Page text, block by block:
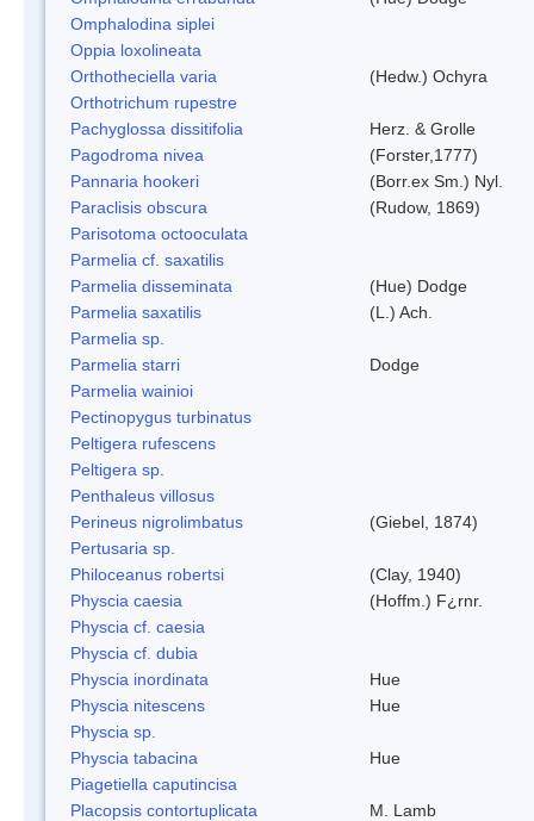
Omphalodina siplei
Oppia loxolineata
Orthotheciella varia
(Hedw.) Ochyra
Orthotrichum rupestre
Pachyglossa dissitifolia
Herz. & Grolle
Pagodroma nivea
(Forster,1777)
Pannaria hookeri
(Borr.ex Sm.) Nyl.
Paraclisis obscura
(Rudow, 1869)
Parisotoma octooculata
Parmelia cf. saxatilis
Parmelia disseminata
(Hue) Dodge
Parmelia saxatilis
(L.) Ach.
Parmelia sp.
Parmelia starri
Dodge
Parmelia wainioi
Pectinopygus turbinatus
Peltigera rufescens
Peltigera sp.
Penthaleus villosus
Perineus nigrolimbatus
(Giebel, 1874)
Pertusaria sp.
Philoceanus robertsi
(Clay, 1940)
Physcia caesia
(Hoffm.) F¿rnr.
Physcia cf. caesia
Physcia cf. dubia
Physcia inordinata
Hue
Physcia nitescens
Hue
Physcia sp.
Physcia tabacina
Hue
Piagetiella caputincisa
Placopsis contortuplicata
M. Lamb